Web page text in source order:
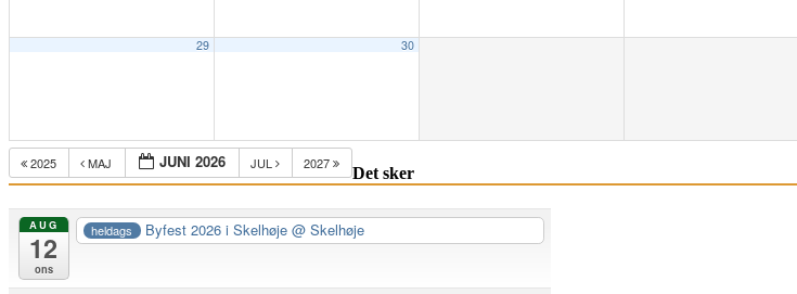
29 30
2025 MAJ JUNI 2026 JUL 2027
Det sker
AUG
12
ons
heldags Byfest 2026 i Skelhøje@ Skelhøje